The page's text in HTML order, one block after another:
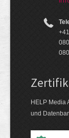
HELP Media
und